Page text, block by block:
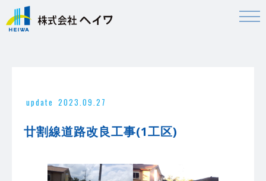
update 2023.09.27
廿割線道路改良工事(1工区)